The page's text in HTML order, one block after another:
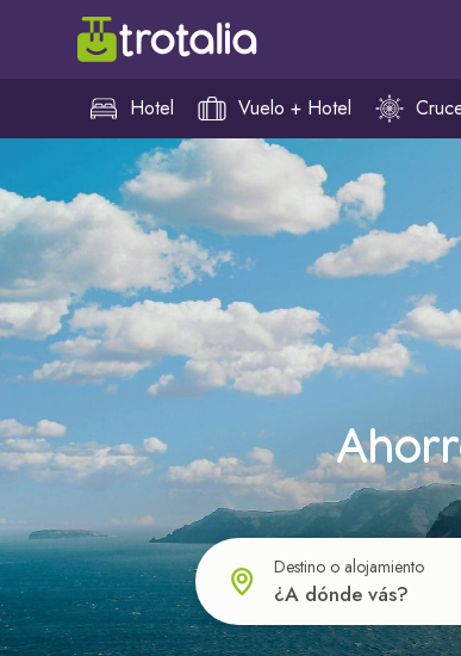
Hotel Vuelo + Hotel
Destino o alojamiento